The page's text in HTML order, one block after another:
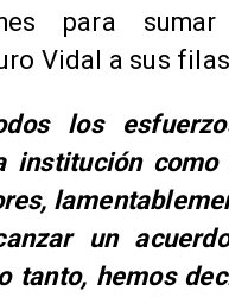
para
Vidal a sus
los
institución como
un
tanto, hemos